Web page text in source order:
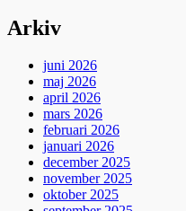
Arkiv
juni 2026
maj 2026
april 2026
mars 2026
februari 2026
januari 2026
december 2025
november 2025
oktober 2025